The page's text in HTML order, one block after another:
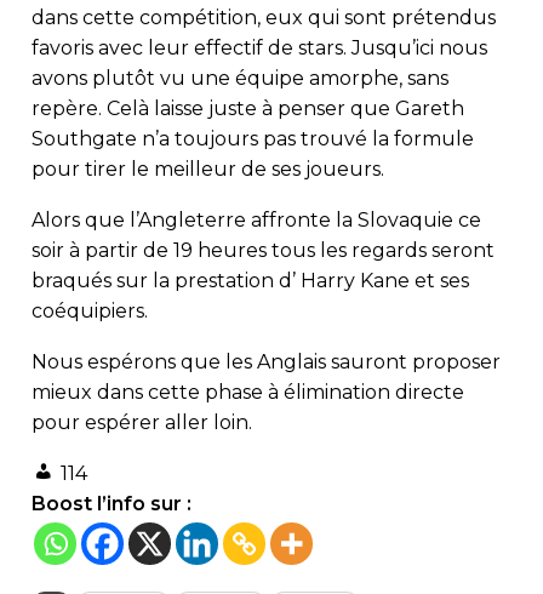
dans cette compétition, eux qui sont prétendus
favoris avec leur effectif de stars. Jusqu’ici nous
avons plutôt vu une équipe amorphe, sans
repère. Celà laisse juste à penser que Gareth
Southgate n’a toujours pas trouvé la formule
pour tirer le meilleur de ses joueurs.
Alors que l’Angleterre affronte la Slovaquie ce
soir à partir de 19 heures tous les regards seront
braqués sur la prestation d’ Harry Kane et ses
coéquipiers.
Nous espérons que les Anglais sauront proposer
mieux dans cette phase à élimination directe
pour espérer aller loin.
114
Boost l’info sur :